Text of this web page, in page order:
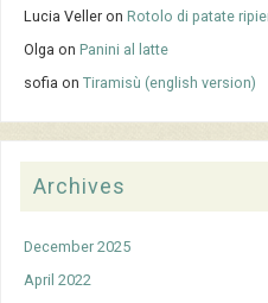
Lucia Veller onRotolo di patate
Olga onPanini al latte
sofia onTiramisù (english version)
Archives
December 2025
April 2022